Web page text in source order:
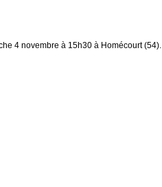
4 novembre à 15h30 à Homécourt (54).